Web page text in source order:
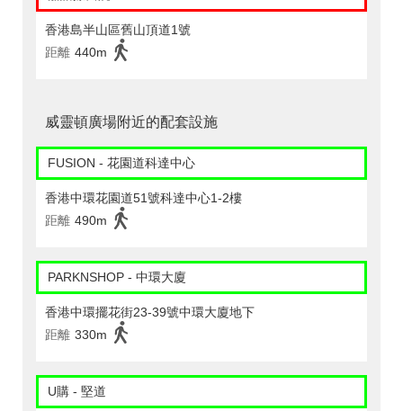
香港島半山區舊山頂道1號
距離 440m
威靈頓廣場附近的配套設施
FUSION - 花園道科達中心
香港中環花園道51號科達中心1-2樓
距離 490m
PARKNSHOP - 中環大廈
香港中環擺花街23-39號中環大廈地下
距離 330m
U購 - 堅道